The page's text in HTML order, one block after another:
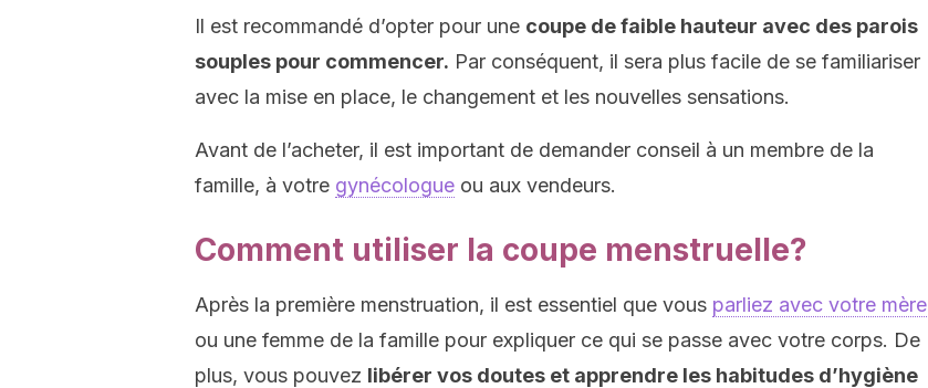
Il est recommandé d’opter pour une coupe de faible hauteur avec des parois
souples pour commencer. Par conséquent, il sera plus facile de se familiariser
avec la mise en place, le changement et les nouvelles sensations.
Avant de l’acheter, il est important de demander conseil à un membre de la
famille, à votre gynécologue ou aux vendeurs.
Comment utiliser la coupe menstruelle?
Après la première menstruation, il est essentiel que vous parliez avec votre mère
ou une femme de la famille pour expliquer ce qui se passe avec votre corps. De
plus, vous pouvez libérer vos doutes et apprendre les habitudes d’hygiène